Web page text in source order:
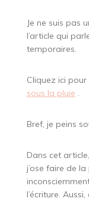
Je ne suis pas
l’article qui
temporaires.
Cliquez ici pour
sous la pluie .
Bref, je peins
Dans cet
j’ose faire de
l’écriture.